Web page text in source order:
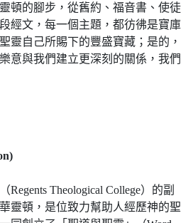
頓的腳步，從舊約、福音書、使徒
經文，每一個主題，都彷彿是寶庫
靈自己所賜下的豐盛寶藏；是的，
意與我們建立更深刻的關係，我們
Theological College）的副
靈頓，是位致力幫助人經歷神的聖